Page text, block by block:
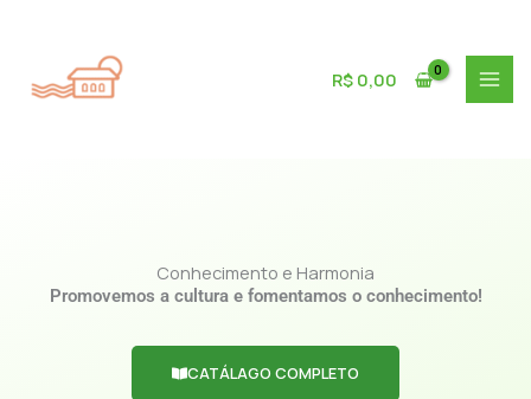
conteúdo
R$0,00
Conhecimento e Harmonia
Promovemos a cultura e fomentamos o conhecimento!
CATÁLAGO COMPLETO